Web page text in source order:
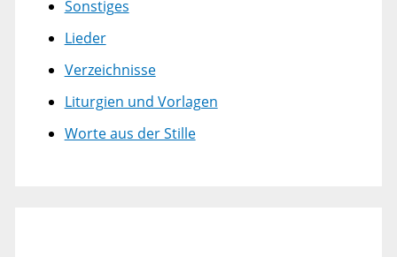
Sonstiges
Lieder
Verzeichnisse
Liturgien und Vorlagen
Worte aus der Stille